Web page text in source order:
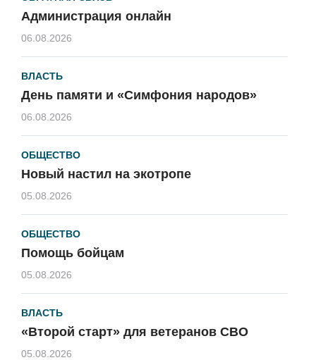
Администрация онлайн
06.08.2026
ВЛАСТЬ
День памяти и «Симфония народов»
06.08.2026
ОБЩЕСТВО
Новый настил на экотропе
05.08.2026
ОБЩЕСТВО
Помощь бойцам
05.08.2026
ВЛАСТЬ
«Второй старт» для ветеранов СВО
05.08.2026